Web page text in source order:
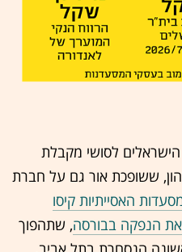
לסושי מקבלת
ששופכת אור גם על חברת
האסייתיות קיסו
הנפקה בבורסה, שתהפוך